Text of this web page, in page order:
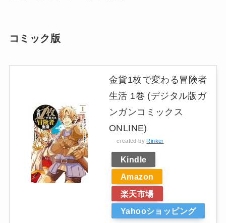
コミック版
金貨1枚で変わる冒険者
生活 1巻 (デジタル版ガ
ンガンコミックス
ONLINE)
created by Rinker
Kindle
Amazon
楽天市場
Yahooショッピング